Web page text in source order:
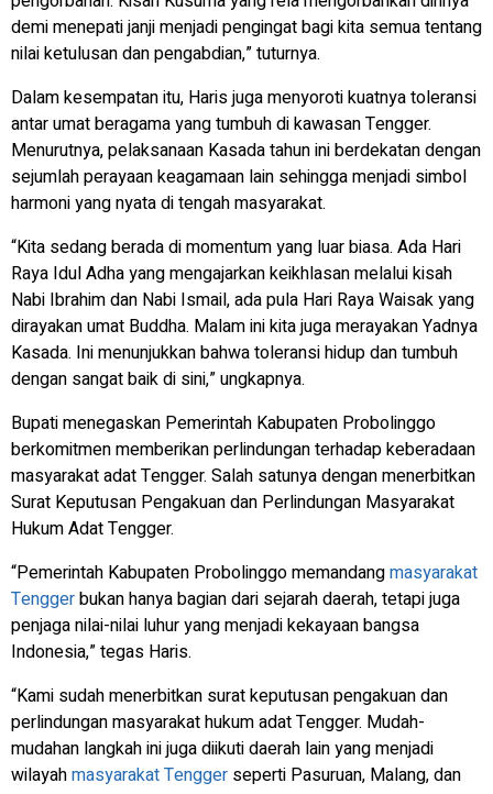
demi menepati janji menjadi pengingat bagi kita semua tentang
nilai ketulusan dan pengabdian,” tuturnya.
Dalam kesempatan itu, Haris juga menyoroti kuatnya toleransi
antar umat beragama yang tumbuh di kawasan Tengger.
Menurutnya, pelaksanaan Kasada tahun ini berdekatan dengan
sejumlah perayaan keagamaan lain sehingga menjadi simbol
harmoni yang nyata di tengah masyarakat.
“Kita sedang berada di momentum yang luar biasa. Ada Hari
Raya Idul Adha yang mengajarkan keikhlasan melalui kisah
Nabi Ibrahim dan Nabi Ismail, ada pula Hari Raya Waisak yang
dirayakan umat Buddha. Malam ini kita juga merayakan Yadnya
Kasada. Ini menunjukkan bahwa toleransi hidup dan tumbuh
dengan sangat baik di sini,” ungkapnya.
Bupati menegaskan Pemerintah Kabupaten Probolinggo
berkomitmen memberikan perlindungan terhadap keberadaan
masyarakat adat Tengger. Salah satunya dengan menerbitkan
Surat Keputusan Pengakuan dan Perlindungan Masyarakat
Hukum Adat Tengger.
“Pemerintah Kabupaten Probolinggo memandangmasyarakat
Tenggerbukan hanya bagian dari sejarah daerah, tetapi juga
penjaga nilai-nilai luhur yang menjadi kekayaan bangsa
Indonesia,” tegas Haris.
“Kami sudah menerbitkan surat keputusan pengakuan dan
perlindungan masyarakat hukum adat Tengger. Mudah-
mudahan langkah ini juga diikuti daerah lain yang menjadi
wilayahmasyarakat Tengger seperti Pasuruan, Malang, dan